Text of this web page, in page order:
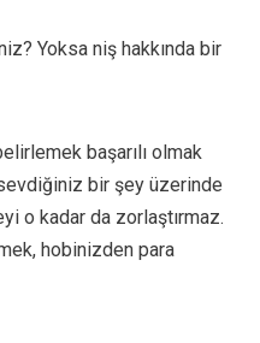
Yoksa niş hakkında bir
başarılı olmak
bir şey üzerinde
o kadar da zorlaştırmaz.
hobinizden para